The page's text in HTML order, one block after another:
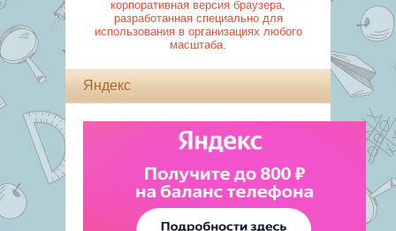
корпоративная версия браузера,
разработанная специально для
использования в организациях любого
масштаба.
Яндекс